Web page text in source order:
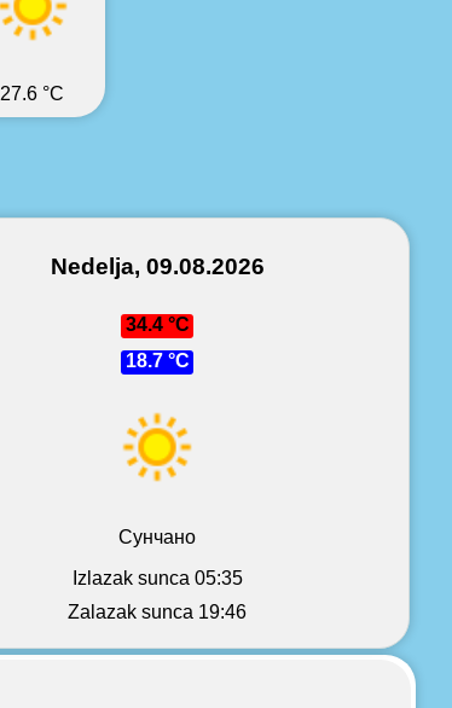
27.6 °C
Nedelja, 09.08.2026
34.4 °C
18.7 °C
Сунчано
Izlazak sunca 05:35
Zalazak sunca 19:46